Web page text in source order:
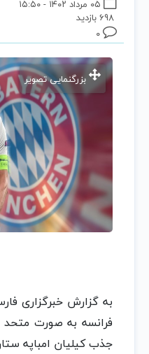
698 بازدید
۰
بزرگنمایی تصویر
به گزارش خبرگزاری
فرانسه به صورت
جذب کیلیان امباپه